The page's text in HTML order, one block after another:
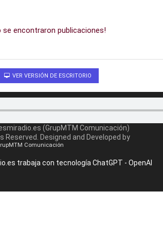
se encontraron publicaciones!
VER VERSIÓN DE ESCRITORIO
(GrupMTM Comunicación)
Reserved. Designed and Developed by
Comunicación
trabaja con tecnología ChatGPT - OpenAI